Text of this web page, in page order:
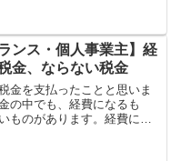
ンス・個人事業主】経
金、ならない税金
金を支払ったことと思いま
の中でも、経費になるも
ものがあります。経費にな